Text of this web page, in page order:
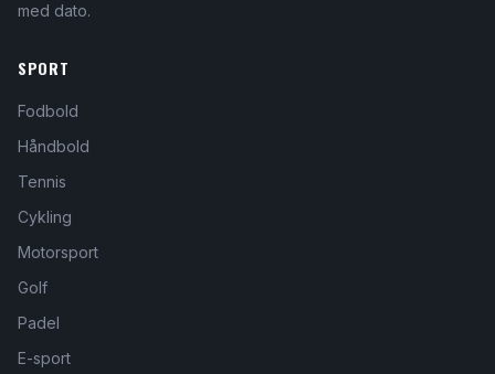
med dato.
SPORT
Fodbold
Håndbold
Tennis
Cykling
Motorsport
Golf
Padel
E-sport